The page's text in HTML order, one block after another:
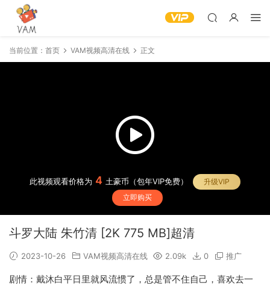
当前位置： 首页 VAM视频高清在线 正文
此视频观看价格为 4 土豪币（包年VIP免费）
升级VIP
立即购买
斗罗大陆 朱竹清 [2K 775 MB]超清
2023-10-26 VAM视频高清在线 2.09k 0 推广
剧情：戴沐白平日里就风流惯了，总是管不住自己，喜欢去一